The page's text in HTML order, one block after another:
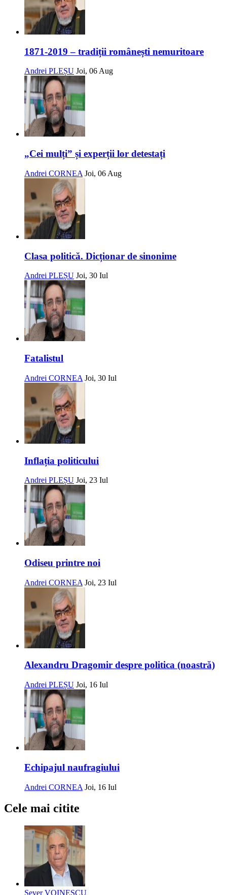
1871-2019 – tradiții românești nemuritoare
Andrei PLEȘU Joi, 06 Aug
„Cei mulți” și experții lor detestați
Andrei CORNEA Joi, 06 Aug
Clasa politică. Dicționar de sinonime
Andrei PLEȘU Joi, 30 Iul
Fatalistul
Andrei CORNEA Joi, 30 Iul
Inflația politicului
Andrei PLEȘU Joi, 23 Iul
Odiseu printre noi
Andrei CORNEA Joi, 23 Iul
Alexandru Dragomir despre politica (noastră)
Andrei PLEȘU Joi, 16 Iul
Echipajul naufragiului
Andrei CORNEA Joi, 16 Iul
Cele mai citite
Sever VOINESCU